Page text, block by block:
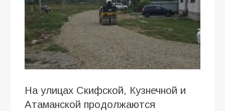
На улицах Скифской, Кузнечной и
Атаманской продолжаются